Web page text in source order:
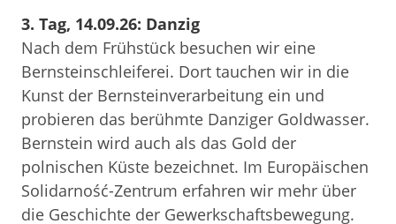
3. Tag, 14.09.26: Danzig
Nach dem Frühstück besuchen wir eine
Bernsteinschleiferei. Dort tauchen wir in die
Kunst der Bernsteinverarbeitung ein und
probieren das berühmte Danziger Goldwasser.
Bernstein wird auch als das Gold der
polnischen Küste bezeichnet. Im Europäischen
Solidarność-Zentrum erfahren wir mehr über
die Geschichte der Gewerkschaftsbewegung.